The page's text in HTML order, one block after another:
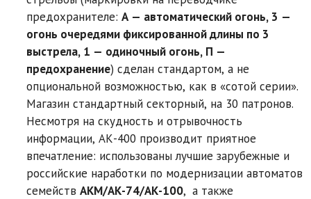
предохранителе: А — автоматический огонь, 3 —
огонь очередями фиксированной длины по 3
выстрела, 1 — одиночный огонь, П —
предохранение) сделан стандартом, а не
опциональной возможностью, как в «сотой серии».
Магазин стандартный секторный, на 30 патронов.
Несмотря на скудность и отрывочность
информации, АК-400 производит приятное
впечатление: использованы лучшие зарубежные и
российские наработки по модернизации автоматов
семейств АКМ/АК-74/АК-100, а также